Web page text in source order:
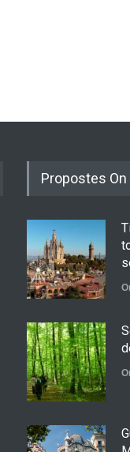
Propostes